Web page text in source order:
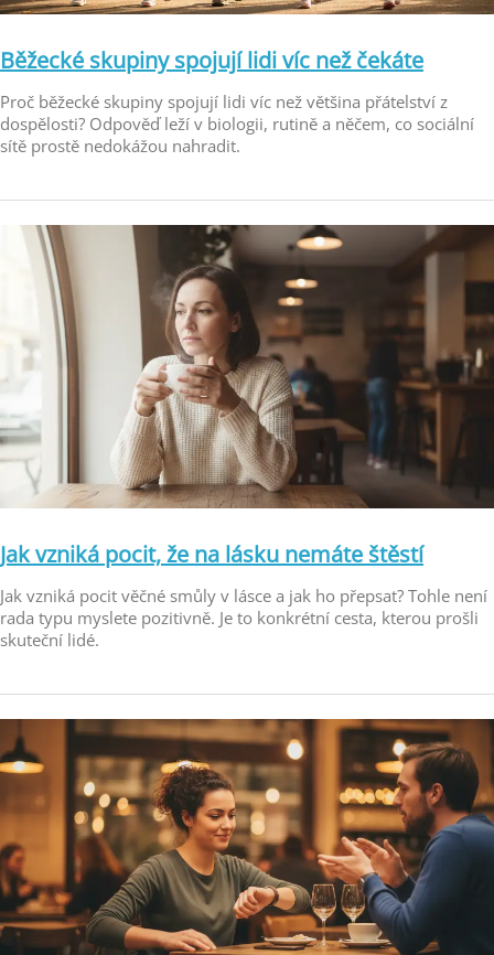
Běžecké skupiny spojují lidi víc než čekáte
Proč běžecké skupiny spojují lidi víc než většina přátelství z
dospělosti? Odpověď leží v biologii, rutině a něčem, co sociální
sítě prostě nedokážou nahradit.
Jak vzniká pocit, že na lásku nemáte štěstí
Jak vzniká pocit věčné smůly v lásce a jak ho přepsat? Tohle není
rada typu myslete pozitivně. Je to konkrétní cesta, kterou prošli
skuteční lidé.